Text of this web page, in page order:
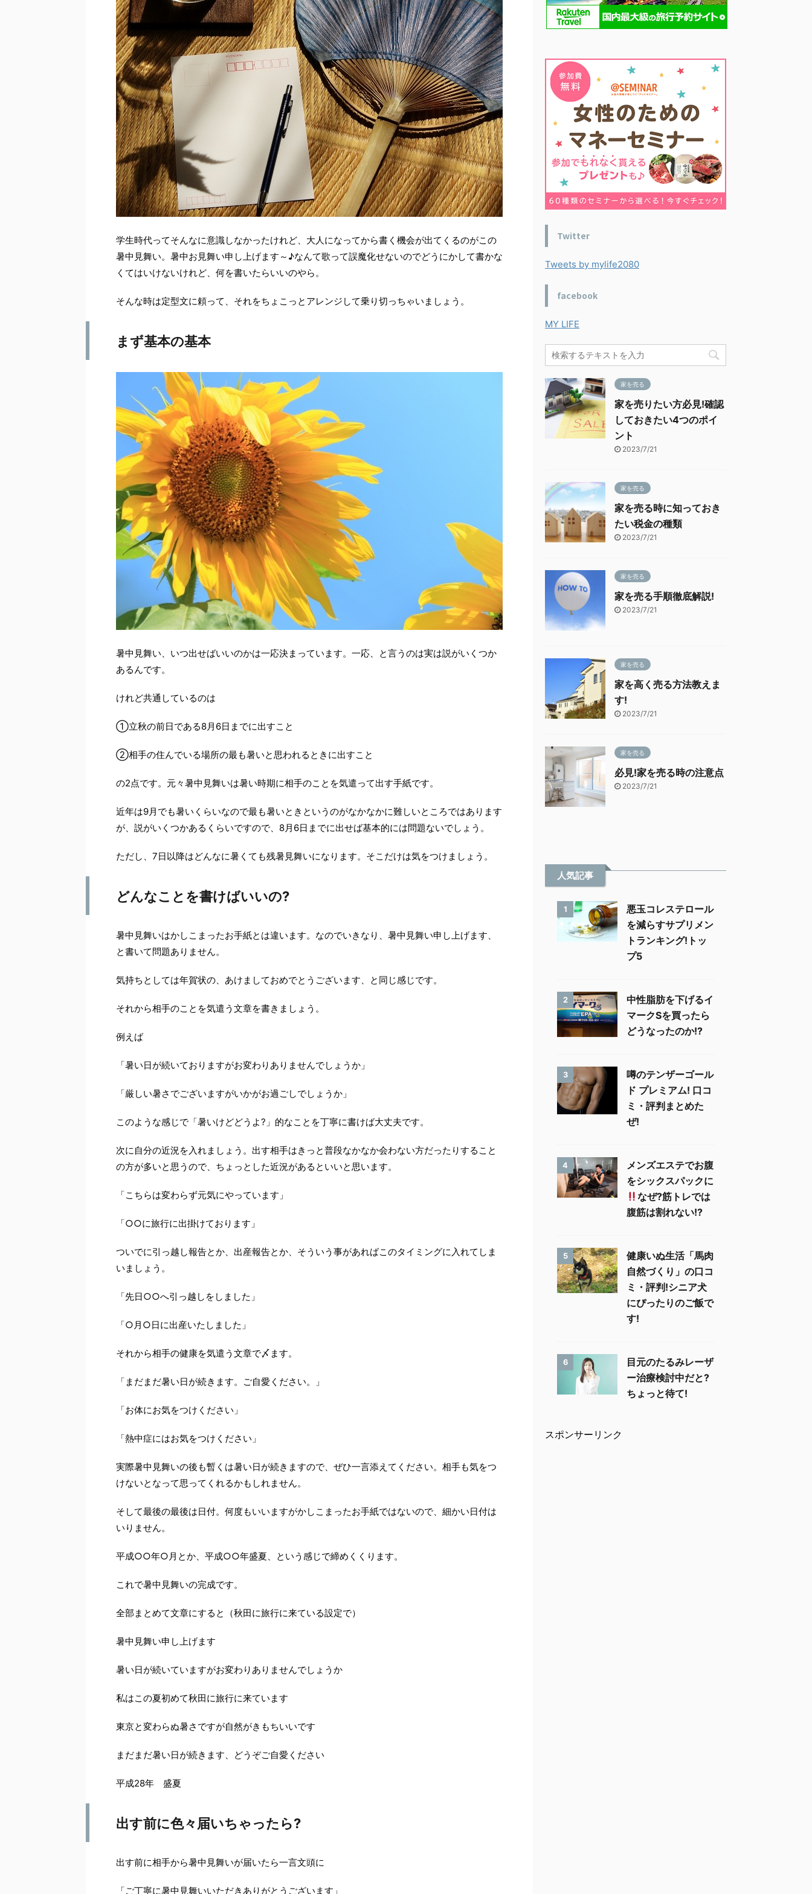
学生時代ってそんなに意識しなかったけれど、大人になってから書く機会が出てくるのがこの
暑中見舞い。暑中お見舞い申し上げます～♪なんて歌って誤魔化せないのでどうにかして書かな
くてはいけないけれど、何を書いたらいいのやら。
そんな時は定型文に頼って、それをちょこっとアレンジして乗り切っちゃいましょう。
まず基本の基本
暑中見舞い、いつ出せばいいのかは一応決まっています。一応、と言うのは実は説がいくつか
あるんです。
けれど共通しているのは
①立秋の前日である8月6日までに出すこと
②相手の住んでいる場所の最も暑いと思われるときに出すこと
の2点です。元々暑中見舞いは暑い時期に相手のことを気遣って出す手紙です。
近年は9月でも暑いくらいなので最も暑いときというのがなかなかに難しいところではあります
が、説がいくつかあるくらいですので、8月6日までに出せば基本的には問題ないでしょう。
ただし、7日以降はどんなに暑くても残暑見舞いになります。そこだけは気をつけましょう。
どんなことを書けばいいの?
暑中見舞いはかしこまったお手紙とは違います。なのでいきなり、暑中見舞い申し上げます、
と書いて問題ありません。
気持ちとしては年賀状の、あけましておめでとうございます、と同じ感じです。
それから相手のことを気遣う文章を書きましょう。
例えば
「暑い日が続いておりますがお変わりありませんでしょうか」
「厳しい暑さでございますがいかがお過ごしでしょうか」
このような感じで「暑いけどどうよ?」的なことを丁寧に書けば大丈夫です。
次に自分の近況を入れましょう。出す相手はきっと普段なかなか会わない方だったりすること
の方が多いと思うので、ちょっとした近況があるといいと思います。
「こちらは変わらず元気にやっています」
「○○に旅行に出掛けております」
ついでに引っ越し報告とか、出産報告とか、そういう事があればこのタイミングに入れてしま
いましょう。
「先日○○へ引っ越しをしました」
「○月○日に出産いたしました」
それから相手の健康を気遣う文章で〆ます。
「まだまだ暑い日が続きます。ご自愛ください。」
「お体にお気をつけください」
「熱中症にはお気をつけください」
実際暑中見舞いの後も暫くは暑い日が続きますので、ぜひ一言添えてください。相手も気をつ
けないとなって思ってくれるかもしれません。
そして最後の最後は日付。何度もいいますがかしこまったお手紙ではないので、細かい日付は
いりません。
平成○○年○月とか、平成○○年盛夏、という感じで締めくくります。
これで暑中見舞いの完成です。
全部まとめて文章にすると（秋田に旅行に来ている設定で）
暑中見舞い申し上げます
暑い日が続いていますがお変わりありませんでしょうか
私はこの夏初めて秋田に旅行に来ています
東京と変わらぬ暑さですが自然がきもちいいです
まだまだ暑い日が続きます、どうぞご自愛ください
平成28年 盛夏
出す前に色々届いちゃったら?
出す前に相手から暑中見舞いが届いたら一言文頭に
「ご丁寧に暑中見舞いいただきありがとうございます」
Twitter
Tweets by mylife2080
facebook
MY LIFE
家を売る
家を売りたい方必見!確認
しておきたい4つのポイ
ント
2023/7/21
家を売る
家を売る時に知っておき
たい税金の種類
2023/7/21
家を売る
家を売る手順徹底解説!
2023/7/21
家を売る
家を高く売る方法教えま
す!
2023/7/21
家を売る
必見!家を売る時の注意点
2023/7/21
人気記事
1
悪玉コレステロール
を減らすサプリメン
トランキング!トッ
プ5
2
中性脂肪を下げるイ
マークSを買ったら
どうなったのか!?
3
噂のテンザーゴール
ド プレミアム! 口コ
ミ・評判まとめた
ぜ!
4
メンズエステでお腹
をシックスパックに
なぜ?筋トレでは
腹筋は割れない!?
5
健康いぬ生活「馬肉
自然づくり」の口コ
ミ・評判!シニア犬
にぴったりのご飯で
す!
6
目元のたるみレーザ
ー治療検討中だと?
ちょっと待て!
スポンサーリンク